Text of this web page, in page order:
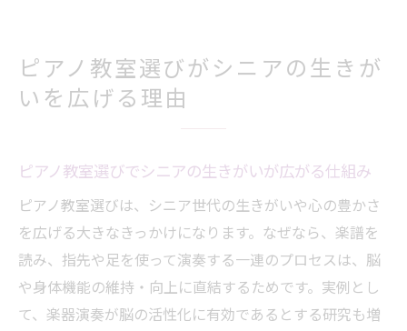
ピアノ教室選びがシニアの生きが
いを広げる理由
ピアノ教室選びでシニアの生きがいが広がる仕組み
ピアノ教室選びは、シニア世代の生きがいや心の豊かさ
を広げる大きなきっかけになります。なぜなら、楽譜を
読み、指先や足を使って演奏する一連のプロセスは、脳
や身体機能の維持・向上に直結するためです。実例とし
て、楽器演奏が脳の活性化に有効であるとする研究も増